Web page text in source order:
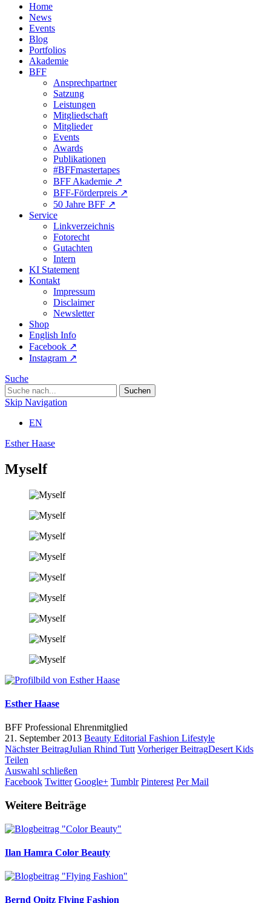
Home
News
Events
Blog
Portfolios
Akademie
BFF
Ansprechpartner
Satzung
Leistungen
Mitgliedschaft
Mitglieder
Events
Awards
Publikationen
#BFFmastertapes
BFF Akademie ↗︎
BFF-Förderpreis ↗︎
50 Jahre BFF ↗︎
Service
Linkverzeichnis
Fotorecht
Gutachten
Intern
KI Statement
Kontakt
Impressum
Disclaimer
Newsletter
Shop
English Info
Facebook ↗︎
Instagram ↗︎
Suche
Skip Navigation
EN
Esther Haase
Myself
Esther Haase
BFF Professional Ehrenmitglied
21. September 2013 Beauty Editorial Fashion Lifestyle
Nächster BeitragJulian Rhind Tutt Vorheriger BeitragDesert Kids
Teilen
Auswahl schließen
Facebook Twitter Google+ Tumblr Pinterest Per Mail
Weitere Beiträge
Ilan Hamra Color Beauty
Bernd Opitz Flying Fashion